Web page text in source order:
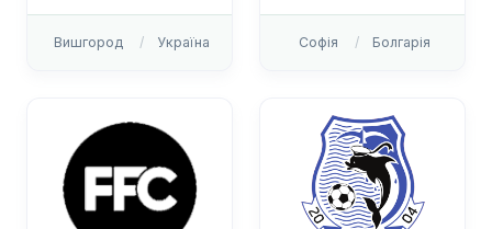
Вишгород Україна Софія Болгарія